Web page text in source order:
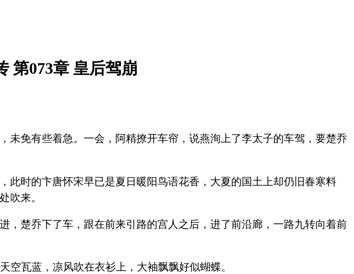
第073章 皇后驾崩
未免有些着急。一会，阿精撩开车帘，说燕洵上了李太子的车驾，要楚乔
此时的卞唐怀宋早已是夏日暖阳鸟语花香，大夏的国土上却仍旧春寒料
吹来。
，楚乔下了车，跟在前来引路的宫人之后，进了前沿廊，一路九转向着前
瓦蓝，凉风吹在衣衫上，大袖飘飘好似蝴蝶。